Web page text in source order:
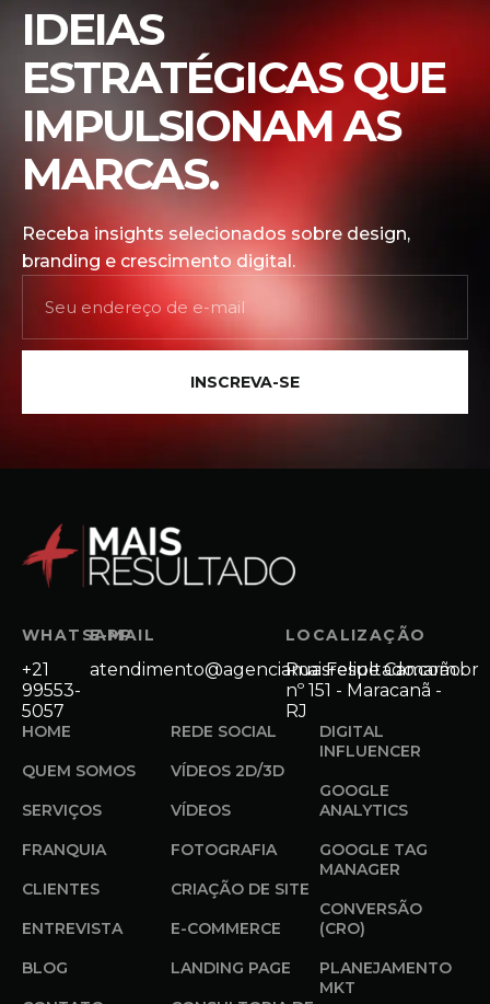
IDEIAS
ESTRATÉGICAS QUE
IMPULSIONAM AS
MARCAS.
Receba insights selecionados sobre design,
branding e crescimento digital.
INSCREVA-SE
WHATSAPP
+21
99553-
5057
E-MAIL
atendimento@agenciamaisresultado.com.br
LOCALIZAÇÃO
Rua Felipe Camarão
nº 151 - Maracanã -
RJ
HOME
QUEM SOMOS
SERVIÇOS
FRANQUIA
CLIENTES
ENTREVISTA
BLOG
REDE SOCIAL
VÍDEOS 2D/3D
VÍDEOS
FOTOGRAFIA
CRIAÇÃO DE SITE
E-COMMERCE
LANDING PAGE
DIGITAL
INFLUENCER
GOOGLE
ANALYTICS
GOOGLE TAG
MANAGER
CONVERSÃO
(CRO)
PLANEJAMENTO
MKT